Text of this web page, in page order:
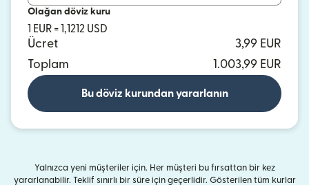
Olağan döviz kuru
1 EUR = 1,1212 USD
Ücret
3,99 EUR
Toplam
1.003,99 EUR
Bu döviz kurundan yararlanın
Yalnızca yeni müşteriler için. Her müşteri bu fırsattan bir kez
yararlanabilir. Teklif sınırlı bir süre için geçerlidir. Gösterilen tüm kurlar